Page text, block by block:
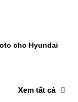
cho Hyundai
Xem tất cả